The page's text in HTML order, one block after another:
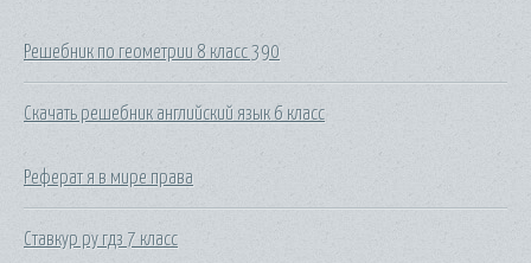
Решебник по геометрии 8 класс 390
Скачать решебник английский язык 6 класс
Реферат я в мире права
Ставкур ру гдз 7 класс